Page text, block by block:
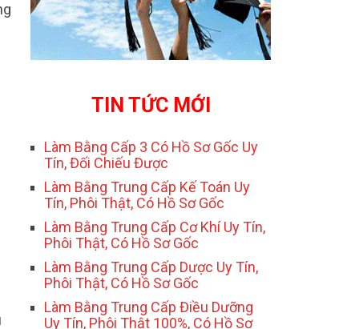
TIN TỨC MỚI
Làm Bằng Cấp 3 Có Hồ Sơ Gốc Uy
Tín, Đối Chiếu Được
Làm Bằng Trung Cấp Kế Toán Uy
Tín, Phôi Thật, Có Hồ Sơ Gốc
Làm Bằng Trung Cấp Cơ Khí Uy Tín,
Phôi Thật, Có Hồ Sơ Gốc
Làm Bằng Trung Cấp Dược Uy Tín,
Phôi Thật, Có Hồ Sơ Gốc
Làm Bằng Trung Cấp Điều Dưỡng
Uy Tín, Phôi Thật 100%, Có Hồ Sơ